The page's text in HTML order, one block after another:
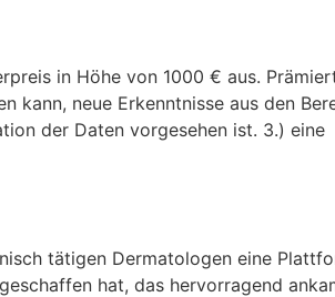
in Höhe von 1000 € aus.
kann, neue Erkenntnisse aus den
der Daten vorgesehen ist. 3.) eine
tätigen Dermatologen eine
hat, das hervorragend